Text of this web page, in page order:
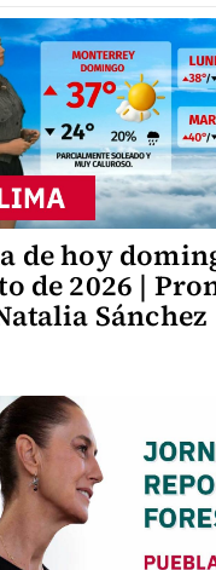
de hoy
de 2026 |
Sánchez